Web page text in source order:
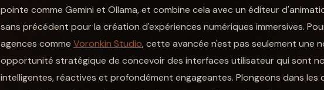
pointe comme Gemini et Ollama, et combine cela avec un éditeur
sans précédent pour la création d'expériences numériques immersives.
agences comme Voronkin Studio, cette avancée n'est pas seulement une
opportunité stratégique de concevoir des interfaces utilisateur qui sont
intelligentes, réactives et profondément engageantes. Plongeons dans